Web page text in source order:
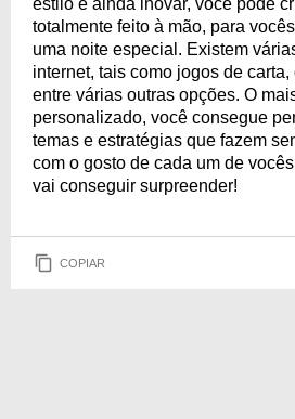
estilo e ainda inovar, você pode
totalmente feito à mão, para
uma noite especial. Existem
internet, tais como jogos de
entre várias outras opções. O
personalizado, você consegue
temas e estratégias que fazem
com o gosto de cada um de
vai conseguir surpreender!
COPIAR